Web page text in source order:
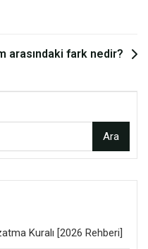
arasındaki fark nedir?
Ara
Kuralı [2026 Rehberi]